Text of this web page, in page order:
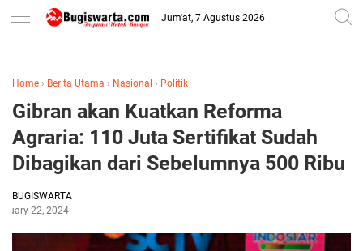
-->
Jum'at, 7 Agustus 2026
Home › Berita Utama › Nasional › Politik
Gibran akan Kuatkan Reforma
Agraria: 110 Juta Sertifikat Sudah
Dibagikan dari Sebelumnya 500 Ribu
BUGISWARTA
22, 2024